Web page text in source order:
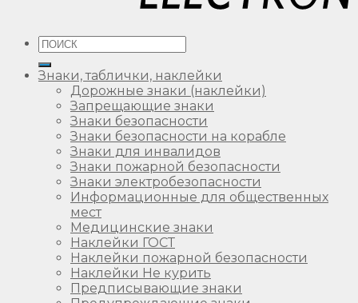
Искать:
Знаки, таблички, наклейки
Дорожные знаки (наклейки)
Запрещающие знаки
Знаки безопасности
Знаки безопасности на корабле
Знаки для инвалидов
Знаки пожарной безопасности
Знаки электробезопасности
Информационные для общественных
мест
Медицинские знаки
Наклейки ГОСТ
Наклейки пожарной безопасности
Наклейки Не курить
Предписывающие знаки